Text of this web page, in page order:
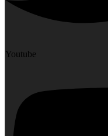
Youtube